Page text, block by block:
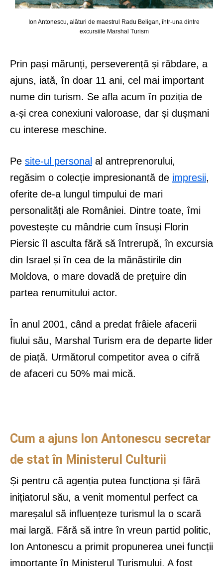
Ion Antonescu, alături de maestrul Radu Beligan, într-una dintre
excursiile Marshal Turism
Prin pași mărunți, perseverență și răbdare, a
ajuns, iată, în doar 11 ani, cel mai important
nume din turism. Se afla acum în poziția de
a-și crea conexiuni valoroase, dar și dușmani
cu interese meschine.
Pe site-ul personal al antreprenorului,
regăsim o colecție impresionantă de impresii,
oferite de-a lungul timpului de mari
personalități ale României. Dintre toate, îmi
povestește cu mândrie cum însuși Florin
Piersic îl asculta fără să întrerupă, în excursia
din Israel și în cea de la mănăstirile din
Moldova, o mare dovadă de prețuire din
partea renumitului actor.
În anul 2001, când a predat frâiele afacerii
fiului său, Marshal Turism era de departe lider
de piață. Următorul competitor avea o cifră
de afaceri cu 50% mai mică.
Cum a ajuns Ion Antonescu secretar
de stat în Ministerul Culturii
Și pentru că agenția putea funcționa și fără
inițiatorul său, a venit momentul perfect ca
mareșalul să influențeze turismul la o scară
mai largă. Fără să intre în vreun partid politic,
Ion Antonescu a primit propunerea unei funcții
importante în Ministerul Turismului. A fost